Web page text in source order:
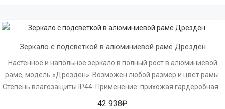
Зеркало с подсветкой в алюминиевой раме Дрезден
Настенное и напольное зеркало в полный рост в алюминиевой
раме, модель «Дрезден». Возможен любой размер и цвет рамы.
Степень влагозащиты IP44. Применение: прихожая гардеробная ..
42 938₽